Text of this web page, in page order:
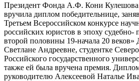
Президент Фонда А.Ф. Кони
вручила диплом победительнице,
Третьем Всероссийском конкурсе
российских юристов в эпоху судебно-
второй половины 19-начала 20 веков»
Светлане Андреевне, студентке
Российского государственного
также ей была вручена премия.
руководителю Алексеевой Наталье